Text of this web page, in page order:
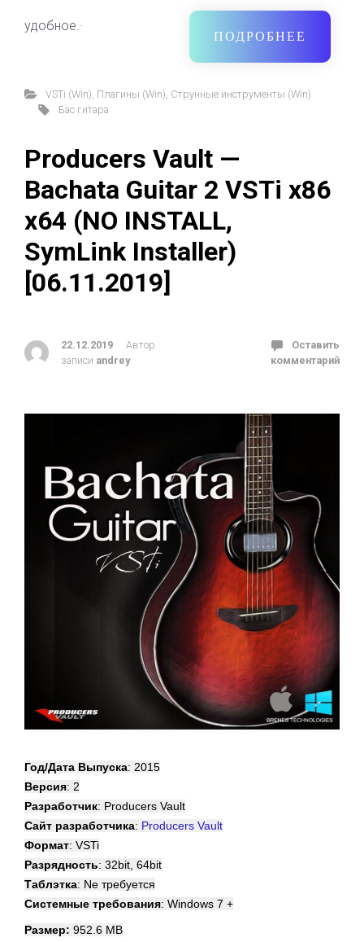
удобное.·
ПОДРОБНЕЕ
VSTi (Win) Плагины (Win) Струнные инструменты (Win)
Бас гитара
Producers Vault —
Bachata Guitar 2 VSTi x86
x64 (NO INSTALL,
SymLink Installer)
[06.11.2019]
22.12.2019
Автор
записи andrey
Оставить
комментарий
Год/Дата Выпуска: 2015
Версия: 2
Разработчик: Producers Vault
Сайт разработчика: Producers Vault
Формат: VSTi
Разрядность: 32bit, 64bit
Таблэтка: Ne требуется
Системные требования: Windows 7 +
Размер: 952.6 MB